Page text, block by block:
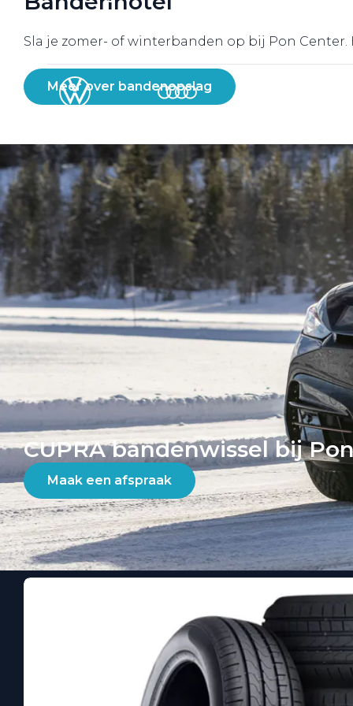
Sla je zomer- of winterbanden op bij Pon
Meer over bandenopslag
CUPRA bandenwissel bij
Maak een afspraak